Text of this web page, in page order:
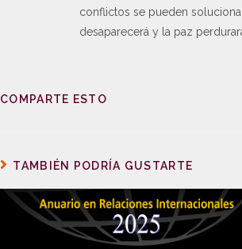
conflictos se pueden
desaparecerá y la paz
COMPARTE ESTO
TAMBIÉN PODRÍA GUSTARTE